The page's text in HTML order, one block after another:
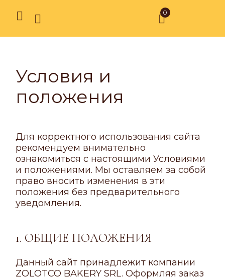
0
Условия и
положения
Для корректного использования сайта
рекомендуем внимательно
ознакомиться с настоящими Условиями
и положениями. Мы оставляем за собой
право вносить изменения в эти
положения без предварительного
уведомления.
1. ОБЩИЕ ПОЛОЖЕНИЯ
Данный сайт принадлежит компании
ZOLOTCO BAKERY SRL. Оформляя заказ